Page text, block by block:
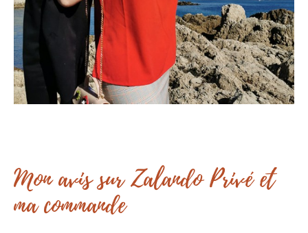
Mon avis sur Zalando Privé et
ma commande